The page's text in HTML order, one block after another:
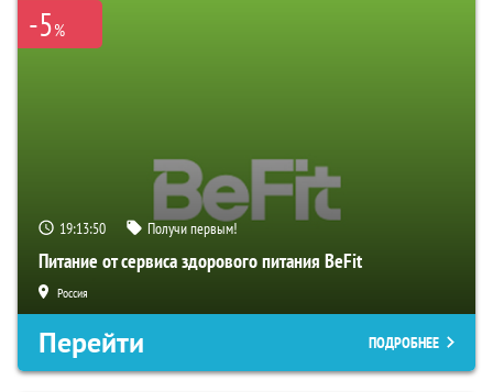
-5%
19:13:49 Получи первым!
Питание от сервиса здорового питания BeFit
Россия
Перейти ПОДРОБНЕЕ